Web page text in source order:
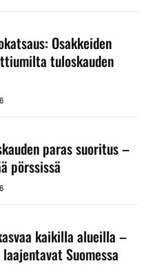
Osakkeiden
tuloskauden
paras suoritus –
pörssissä
kaikilla alueilla –
Suomessa